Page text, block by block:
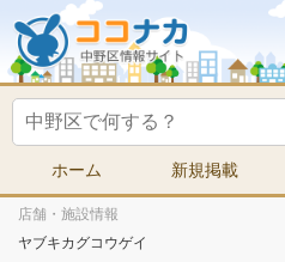
ホーム 新規掲載
店舗・施設情報
ヤブキカグコウゲイ